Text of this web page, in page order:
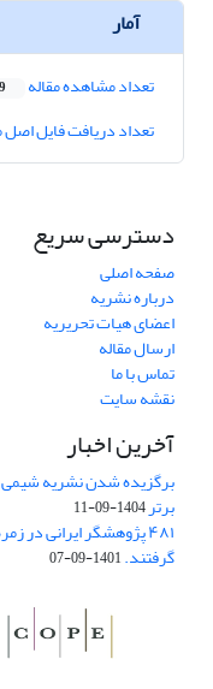
آمار
تعداد مشاهده مقاله
تعداد دریافت فایل اصل
دسترسی سریع
صفحه اصلی
درباره نشریه
اعضای هیات تحریریه
ارسال مقاله
تماس با ما
نقشه سایت
آخرین اخبار
برگزیده شدن نشریه شیمی
برتر1404-09-11
۴۸۱ پژوهشگر ایرانی
گرفتند.1401-09-07